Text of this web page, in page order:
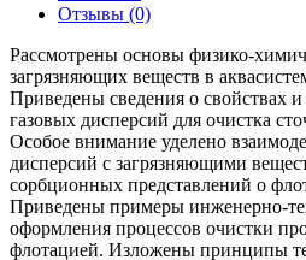
Отзывы (0)
Рассмотрены основы физико-
загрязняющих веществ в
Приведены сведения о свойствах
газовых дисперсий для очистка
Особое внимание уделено
дисперсий с загрязняющими
сорбционных представлений о
Приведены примеры инженерно-
оформления процессов очистки
флотацией. Изложены принципы